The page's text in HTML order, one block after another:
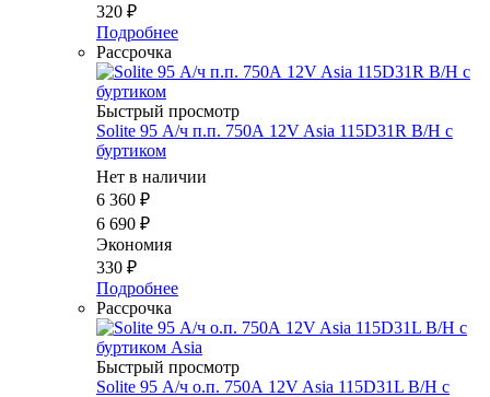
320 ₽
Подробнее
Рассрочка
Быстрый просмотр
Solite 95 А/ч п.п. 750А 12V Asia 115D31R B/H с
буртиком
Нет в наличии
6 360 ₽
6 690 ₽
Экономия
330 ₽
Подробнее
Рассрочка
Быстрый просмотр
Solite 95 А/ч о.п. 750А 12V Asia 115D31L B/H с